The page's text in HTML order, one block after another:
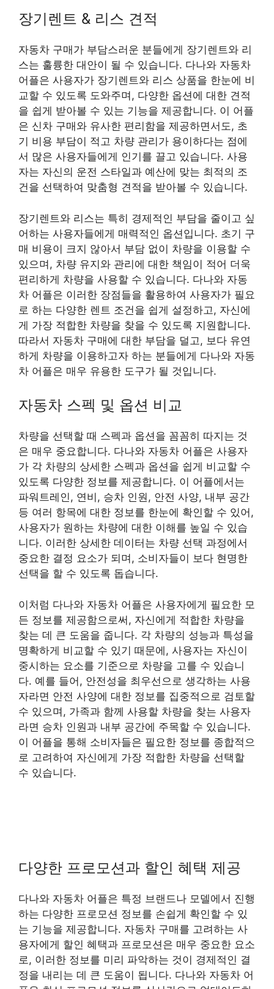
장기렌트 & 리스 견적
자동차 구매가 부담스러운 분들에게 장기렌트와 리
스는 훌륭한 대안이 될 수 있습니다. 다나와 자동차
어플은 사용자가 장기렌트와 리스 상품을 한눈에 비
교할 수 있도록 도와주며, 다양한 옵션에 대한 견적
을 쉽게 받아볼 수 있는 기능을 제공합니다. 이 어플
은 신차 구매와 유사한 편리함을 제공하면서도, 초
기 비용 부담이 적고 차량 관리가 용이하다는 점에
서 많은 사용자들에게 인기를 끌고 있습니다. 사용
자는 자신의 운전 스타일과 예산에 맞는 최적의 조
건을 선택하여 맞춤형 견적을 받아볼 수 있습니다.
장기렌트와 리스는 특히 경제적인 부담을 줄이고 싶
어하는 사용자들에게 매력적인 옵션입니다. 초기 구
매 비용이 크지 않아서 부담 없이 차량을 이용할 수
있으며, 차량 유지와 관리에 대한 책임이 적어 더욱
편리하게 차량을 사용할 수 있습니다. 다나와 자동
차 어플은 이러한 장점들을 활용하여 사용자가 필요
로 하는 다양한 렌트 조건을 쉽게 설정하고, 자신에
게 가장 적합한 차량을 찾을 수 있도록 지원합니다.
따라서 자동차 구매에 대한 부담을 덜고, 보다 유연
하게 차량을 이용하고자 하는 분들에게 다나와 자동
차 어플은 매우 유용한 도구가 될 것입니다.
자동차 스펙 및 옵션 비교
차량을 선택할 때 스펙과 옵션을 꼼꼼히 따지는 것
은 매우 중요합니다. 다나와 자동차 어플은 사용자
가 각 차량의 상세한 스펙과 옵션을 쉽게 비교할 수
있도록 다양한 정보를 제공합니다. 이 어플에서는
파워트레인, 연비, 승차 인원, 안전 사양, 내부 공간
등 여러 항목에 대한 정보를 한눈에 확인할 수 있어,
사용자가 원하는 차량에 대한 이해를 높일 수 있습
니다. 이러한 상세한 데이터는 차량 선택 과정에서
중요한 결정 요소가 되며, 소비자들이 보다 현명한
선택을 할 수 있도록 돕습니다.
이처럼 다나와 자동차 어플은 사용자에게 필요한 모
든 정보를 제공함으로써, 자신에게 적합한 차량을
찾는 데 큰 도움을 줍니다. 각 차량의 성능과 특성을
명확하게 비교할 수 있기 때문에, 사용자는 자신이
중시하는 요소를 기준으로 차량을 고를 수 있습니
다. 예를 들어, 안전성을 최우선으로 생각하는 사용
자라면 안전 사양에 대한 정보를 집중적으로 검토할
수 있으며, 가족과 함께 사용할 차량을 찾는 사용자
라면 승차 인원과 내부 공간에 주목할 수 있습니다.
이 어플을 통해 소비자들은 필요한 정보를 종합적으
로 고려하여 자신에게 가장 적합한 차량을 선택할
수 있습니다.
다양한 프로모션과 할인 혜택 제공
다나와 자동차 어플은 특정 브랜드나 모델에서 진행
하는 다양한 프로모션 정보를 손쉽게 확인할 수 있
는 기능을 제공합니다. 자동차 구매를 고려하는 사
용자에게 할인 혜택과 프로모션은 매우 중요한 요소
로, 이러한 정보를 미리 파악하는 것이 경제적인 결
정을 내리는 데 큰 도움이 됩니다. 다나와 자동차 어